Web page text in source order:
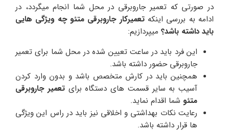
در صورتی که تعمیر جاروبرقی در محل شما انجام میگردد، در
ادامه به بررسی اینکهتعمیرکار جاروبرقی متئو چه ویژگی هایی
باید داشته باشد؟ میپردازیم:
این فرد باید در ساعت تعیین شده در محل شما برای تعمیر
جاروبرقی حضور داشته باشد.
همچنین باید در کارش متخصص باشد و بدون وارد کردن
آسیب به سایر قسمت های دستگاه برایتعمیر جاروبرقی
متئو شما اقدام نماید.
رعایت نکات بهداشتی و اخلاقی نیز باید در راس این ویژگی
ها قرار داشته باشد.